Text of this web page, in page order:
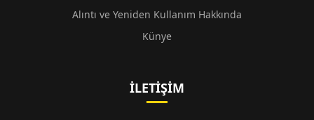
Alıntı ve Yeniden Kullanım Hakkında
Künye
İLETIŞIM